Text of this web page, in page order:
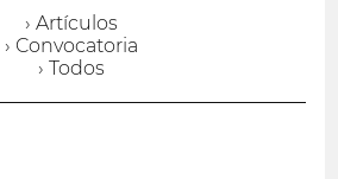
› Artículos
› Convocatoria
› Todos